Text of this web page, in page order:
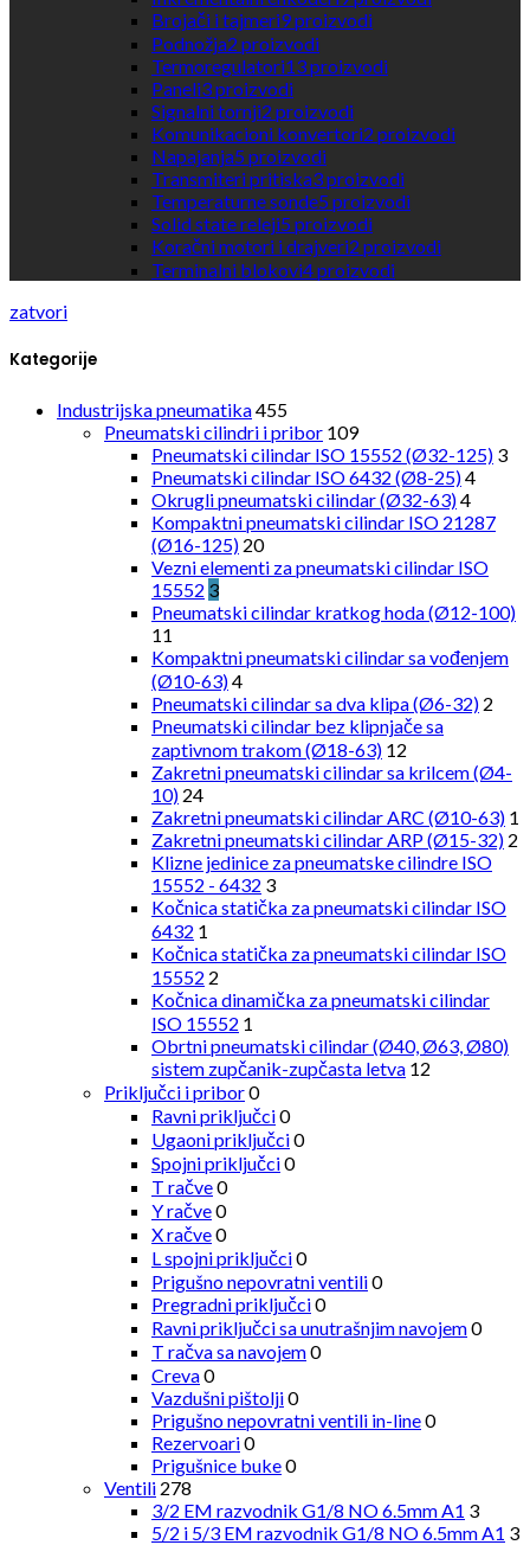
Brojači i tajmeri9proizvodi
Podnožja2 proizvodi
Termoregulatori13proizvodi
Paneli3proizvodi
Signalni tornji2 proizvodi
Komunikacioni konvertori2 proizvodi
Napajanja5 proizvodi
Transmiteri pritiska3proizvodi
Temperaturne sonde5 proizvodi
Solid state releji5 proizvodi
Koračni motori i drajveri2 proizvodi
Terminalni blokovi4proizvodi
zatvori
Kategorije
Industrijska pneumatika455
Pneumatski cilindri i pribor 109
Pneumatski cilindar ISO 15552 (Ø32-125) 3
Pneumatski cilindar ISO 6432 (Ø8-25)4
Okrugli pneumatski cilindar (Ø32-63)4
Kompaktni pneumatski cilindar ISO 21287
(Ø16-125) 20
Vezni elementi za pneumatski cilindar ISO
15552 3
Pneumatski cilindar kratkog hoda (Ø12-100)
11
Kompaktni pneumatski cilindar sa vođenjem
(Ø10-63)4
Pneumatski cilindar sa dva klipa (Ø6-32) 2
Pneumatski cilindar bez klipnjače sa
zaptivnom trakom (Ø18-63) 12
Zakretni pneumatski cilindar sa krilcem (Ø4-
10) 24
Zakretni pneumatski cilindar ARC (Ø10-63) 1
Zakretni pneumatski cilindar ARP (Ø15-32) 2
Klizne jedinice za pneumatske cilindre ISO
15552 - 6432 3
Kočnica statička za pneumatski cilindar ISO
6432 1
Kočnica statička za pneumatski cilindar ISO
15552 2
Kočnica dinamička za pneumatski cilindar
ISO 15552 1
Obrtni pneumatski cilindar (Ø40, Ø63, Ø80)
sistem zupčanik-zupčasta letva 12
Priključci i pribor0
Ravni priključci0
Ugaoni priključci0
Spojni priključci0
T račve0
Y račve0
X račve0
L spojni priključci0
Prigušno nepovratni ventili0
Pregradni priključci0
Ravni priključci sa unutrašnjim navojem0
T račva sa navojem0
Creva0
Vazdušni pištolji0
Prigušno nepovratni ventili in-line0
Rezervoari0
Prigušnice buke0
Ventili 278
3/2 EM razvodnik G1/8 NO 6.5mm A1 3
5/2 i 5/3 EM razvodnik G1/8 NO 6.5mm A1 3